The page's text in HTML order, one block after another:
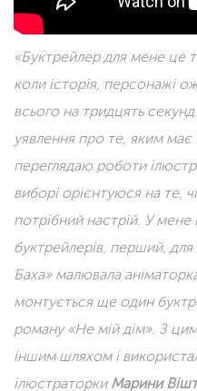
«Буктрейлер для мене це
коли історія, персонажі
всього на тридцять
уявлення про те, яким має
переглядаю роботи
виборі орієнтуюся на те,
потрібний настрій. У
буктрейлерів, перший,
Баха» малювала
монтується ще один
роману «Не мій дім». З
іншим шляхом і
ілюстраторки Марини